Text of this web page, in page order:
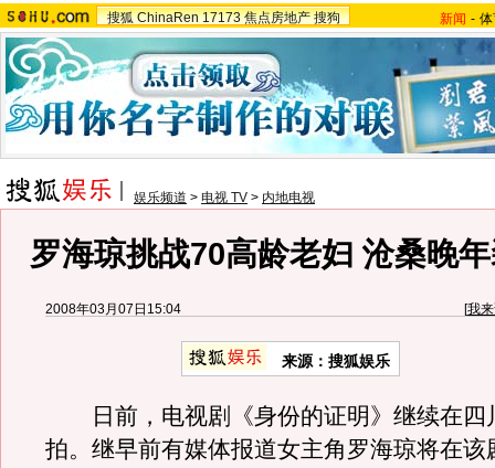
搜狐 ChinaRen 17173 焦点房地产 搜狗 新闻 -
娱乐频道 > 电视 TV > 内地电视
罗海琼挑战70高龄老妇 沧桑晚
2008年03月07日15:04 [我
来源：搜狐娱乐
日前，电视剧《身份的证明》继续在四
拍。继早前有媒体报道女主角罗海琼将在该